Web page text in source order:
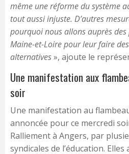
même une réforme du système
tout aussi injuste. D’autres
pourquoi nous allons auprès
Maine-et-Loire pour leur faire
alternatives», ajoute le
Une manifestation aux
soir
Une manifestation au
annoncée pour ce mercredi
Ralliement à Angers, par
syndicales de l’éducation.